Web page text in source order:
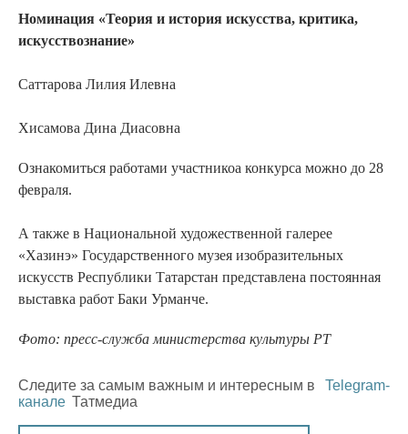
Номинация «Теория и история искусства, критика,
искусствознание»
Саттарова Лилия Илевна
Хисамова Дина Диасовна
Ознакомиться работами участникоа конкурса можно до 28
февраля.
А также в Национальной художественной галерее
«Хазинэ» Государственного музея изобразительных
искусств Республики Татарстан представлена постоянная
выставка работ Баки Урманче.
Фото: пресс-служба министерства культуры РТ
Следите за самым важным и интересным в
Telegram-
канале Татмедиа